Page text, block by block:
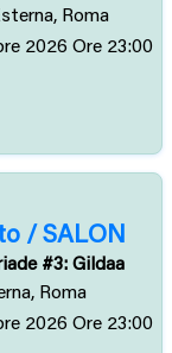
Roma
2026 Ore 23:00
/ SALON
#3: Gildaa
Roma
2026 Ore 23:00